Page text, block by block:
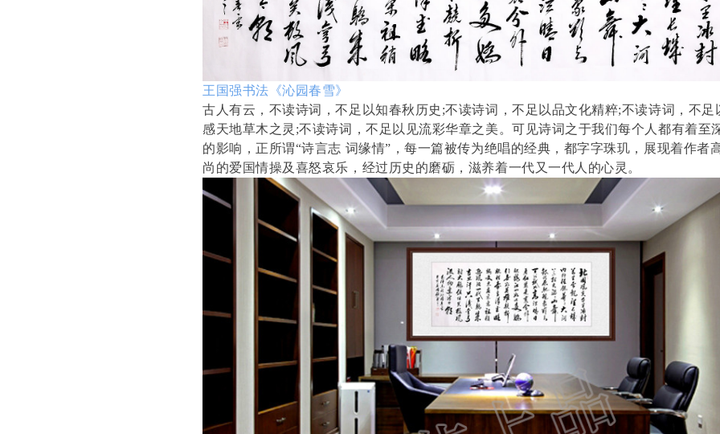
王国强书法《沁园春雪》
古人有云，不读诗词，不足以知春秋历史;不读诗词，不足以品文化精粹;不读诗词，不足
感天地草木之灵;不读诗词，不足以见流彩华章之美。可见诗词之于我们每个人都有着至
的影响，正所谓“诗言志 词缘情”，每一篇被传为绝唱的经典，都字字珠玑，展现着作者
尚的爱国情操及喜怒哀乐，经过历史的磨砺，滋养着一代又一代人的心灵。